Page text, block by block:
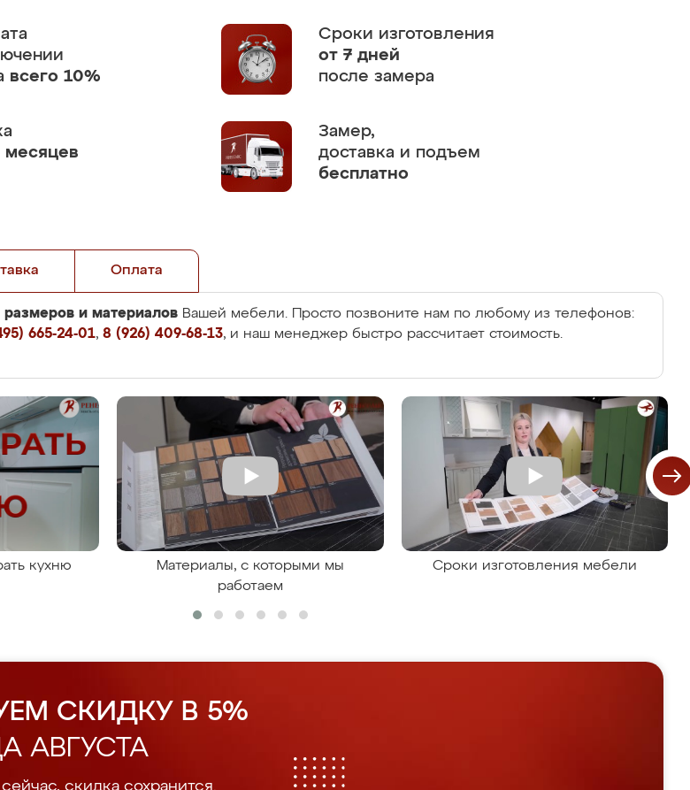
всего 10%
Сроки изготовления
от 7 дней
после замера
месяцев
Замер,
доставка и подъем
бесплатно
Оплата
размеров и материалов Вашей мебели. Просто позвоните нам по любому из телефонов:
665-24-01, 8 (926) 409-68-13, и наш менеджер быстро рассчитает стоимость.
кухню
Материалы, с которыми мы
работаем
Сроки изготовления мебели
СКИДКУ В 5%
АВГУСТА
скидка сохранится.